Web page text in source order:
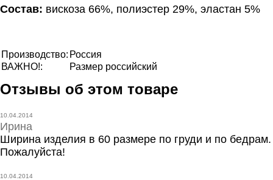
Состав: вискоза 66%, полиэстер 29%, эластан 5%
Производство: Россия
ВАЖНО!:
Размер российский
Отзывы об этом товаре
10.04.2014
Ирина
Ширина изделия в 60 размере по груди и по бедрам.
Пожалуйста!
10.04.2014